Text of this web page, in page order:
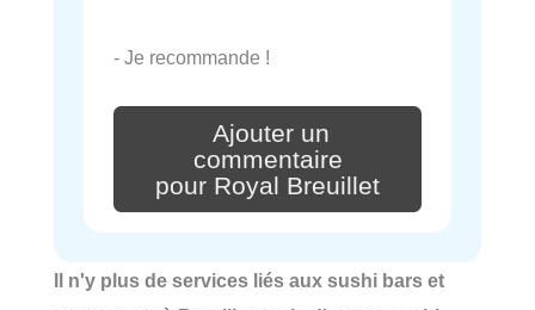
- Je recommande !
Ajouter un
commentaire
pour Royal Breuillet
Il n'y plus de services liés aux sushi bars et